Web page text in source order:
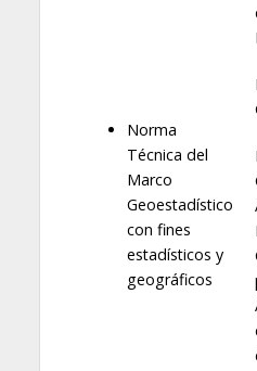
Norma
Técnica del
Marco
Geoestadístico
con fines
estadísticos y
geográficos